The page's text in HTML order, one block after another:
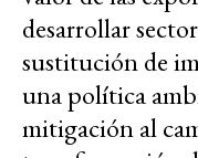
desarrollar
sustitución de
una política
mitigación al